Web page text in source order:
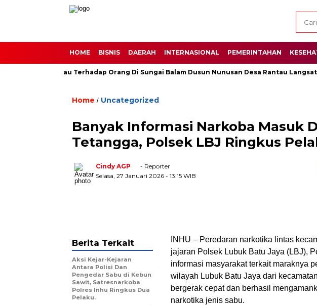
HOME BISNIS DAERAH INTERNASIONAL PEMERINTAHAN
Buas Harimau Terhadap Orang Di Sungai Balam Dusun Nunusan Desa Rantau Langsat
Home / Uncategorized
Banyak Informasi Narkoba Masuk
Tetangga, Polsek LBJ Ringkus
Cindy AGP
- Reporter
Selasa, 27 Januari 2026 - 13:15 WIB
INHU – Peredaran narkotika lintas
jajaran Polsek Lubuk Batu Jaya (LBJ),
informasi masyarakat terkait maraknya
wilayah Lubuk Batu Jaya dari
bergerak cepat dan berhasil
narkotika jenis sabu.
Berita Terkait
Aksi Kejar-Kejaran
Antara Polisi Dan
Pengedar Sabu di Kebun
Sawit, Satresnarkoba
Polres Inhu Ringkus Dua
Pelaku.